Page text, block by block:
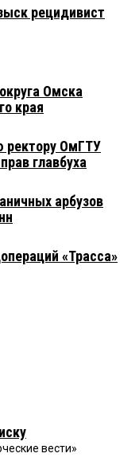
рецидивист
Омска
края
ректору ОмГТУ
главбуха
арбузов
«Трасса»
вести»